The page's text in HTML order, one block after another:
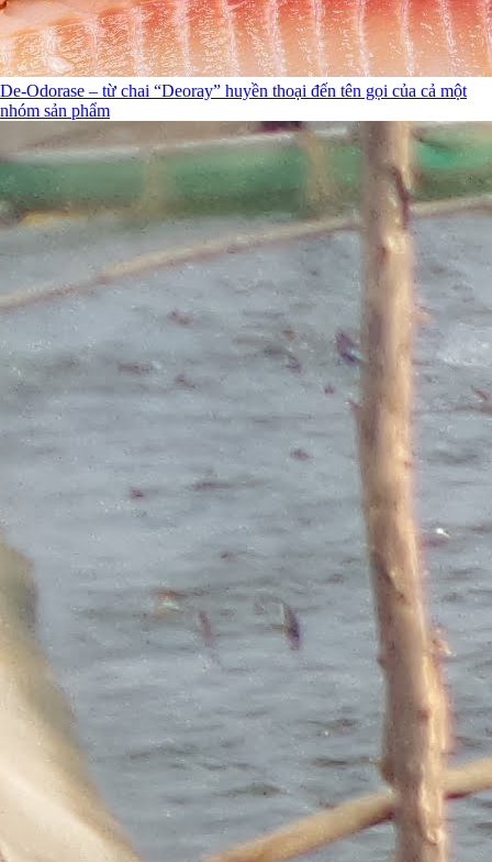
De-Odorase – từ chai “Deoray” huyền thoại đến tên gọi của cả một
nhóm sản phẩm